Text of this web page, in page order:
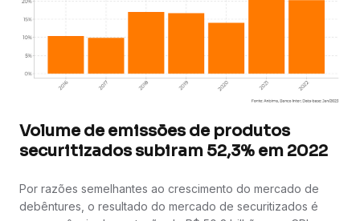
Volume de emissões de produtos
securitizados subiram 52,3% em 2022
Por razões semelhantes ao crescimento do mercado de
debêntures, o resultado do mercado de securitizados é